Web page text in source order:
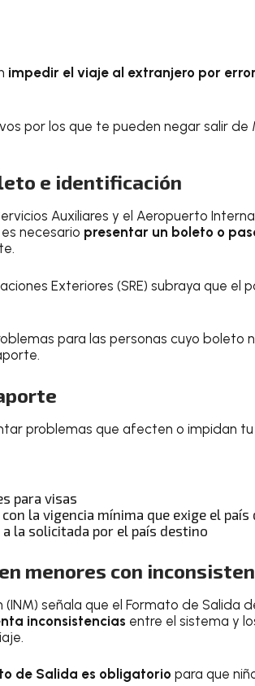
impedir el viaje al extranjero por
por los que te pueden negar salir de
e identificación
Auxiliares y el Aeropuerto
necesario presentar un boleto o
Exteriores (SRE) subraya que
para las personas cuyo boleto
problemas que afecten o impidan
para visas
la vigencia mínima que exige el país
la solicitada por el país destino
menores con
señala que el Formato de Salida
inconsistencias entre el sistema y
de Salida es obligatorio para que